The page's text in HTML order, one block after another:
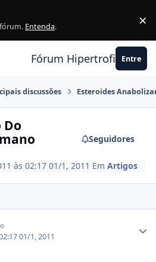
Entenda. ×
Fórum Hipertrofia.org
Entre
discussões Esteroides
Do
Seguidores
às 02:1701/1, 2011 EmArtigos
01/1, 2011